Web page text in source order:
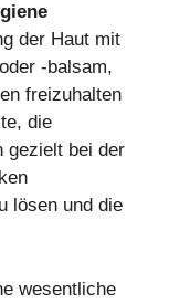
der Haut mit
-balsam,
freizuhalten
die
gezielt bei der
lösen und die
wesentliche